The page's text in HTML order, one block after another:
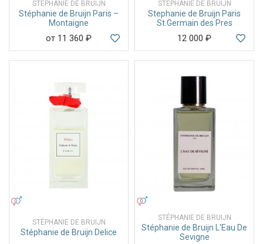
STÉPHANIE DE BRUIJN
Stéphanie de Bruijn Paris –
Montaigne
от 11 360 ₽
STÉPHANIE DE BRUIJN
Stephanie de Bruijn Paris
St.Germain des Pres
12 000 ₽
STÉPHANIE DE BRUIJN
Stéphanie de Bruijn Delice
STÉPHANIE DE BRUIJN
Stéphanie de Bruijn L'Eau De
Sevigne